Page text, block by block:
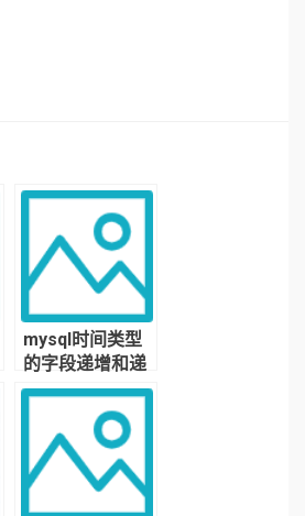
mysql时间类型
的字段递增和递
减，以及时间字
段逐个递增的方